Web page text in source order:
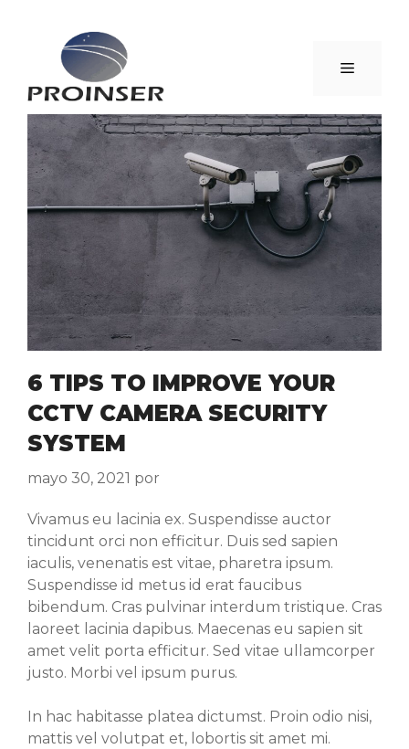
contenido
Menú
6 TIPS TO IMPROVE YOUR
CCTV CAMERA SECURITY
SYSTEM
mayo 30, 2021 por
Vivamus eu lacinia ex. Suspendisse auctor
tincidunt orci non efficitur. Duis sed sapien
iaculis, venenatis est vitae, pharetra ipsum.
Suspendisse id metus id erat faucibus
bibendum. Cras pulvinar interdum tristique. Cras
laoreet lacinia dapibus. Maecenas eu sapien sit
amet velit porta efficitur. Sed vitae ullamcorper
justo. Morbi vel ipsum purus.
In hac habitasse platea dictumst. Proin odio nisi,
mattis vel volutpat et, lobortis sit amet mi.